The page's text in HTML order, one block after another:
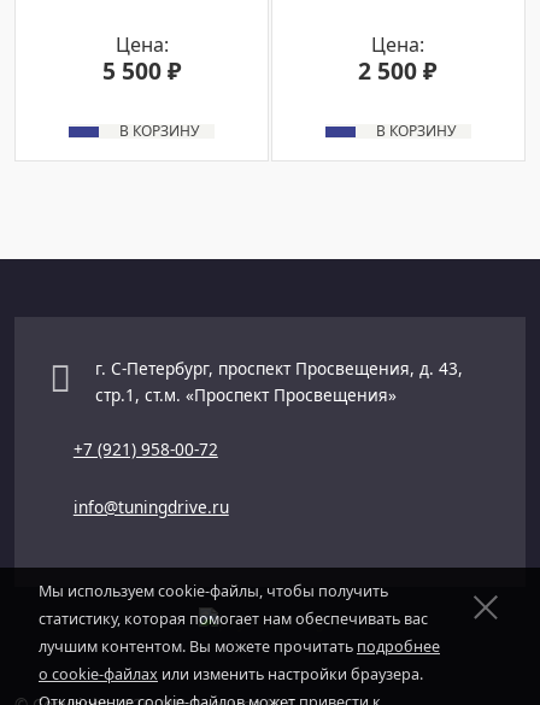
Цена:
5 500 ₽
В КОРЗИНУ
Цена:
2 500 ₽
В КОРЗИНУ
г. С-Петербург, проспект Просвещения, д. 43,
стр.1, ст.м. «Проспект Просвещения»
+7 (921) 958-00-72
info@tuningdrive.ru
Мы используем cookie-файлы, чтобы получить
статистику, которая помогает нам обеспечивать вас
лучшим контентом. Вы можете прочитать подробнее
о cookie-файлах или изменить настройки браузера.